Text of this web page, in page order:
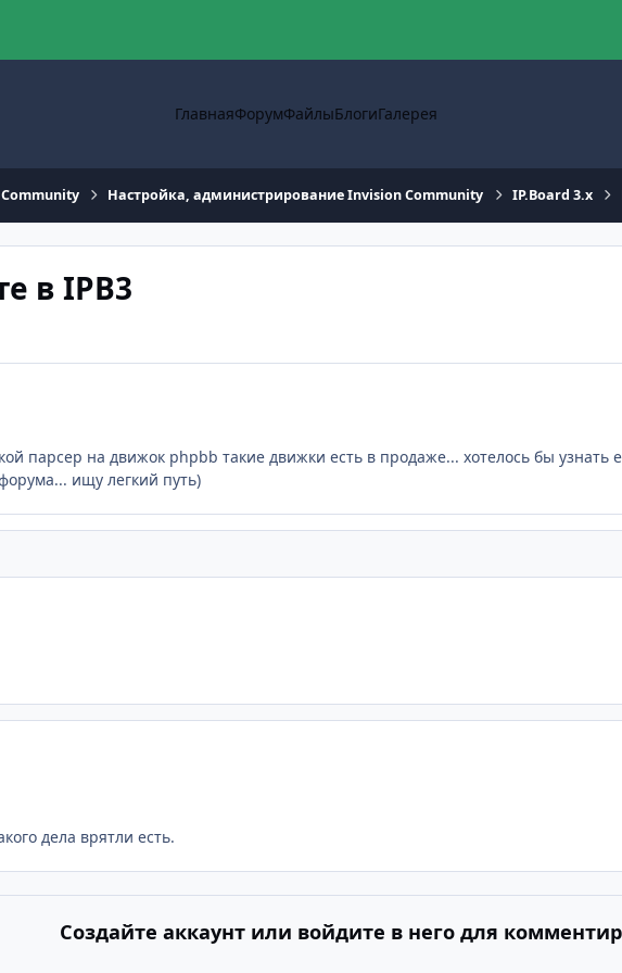
ГлавнаяФорумФайлыБлогиГалерея
Настройка, администрирование Invision Community IP.Board 3.x
в IPB3
парсер на движок phpbb такие движки есть в продаже... хотелось бы узнать
ищу легкий путь)
дела врятли есть.
Создайте аккаунт или войдите в него для